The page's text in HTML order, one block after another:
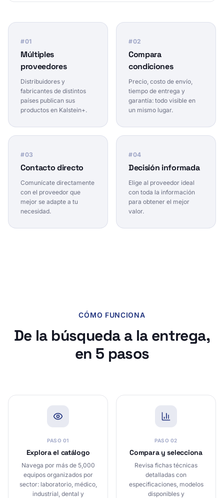
#01
Múltiples
proveedores
Distribuidores y
fabricantes de distintos
países publican sus
productos en Kalstein+.
#02
Compara
condiciones
Precio, costo de envío,
tiempo de entrega y
garantía: todo visible en
un mismo lugar.
#03
Contacto directo
Comunícate directamente
con el proveedor que
mejor se adapte a tu
necesidad.
#04
Decisión informada
Elige al proveedor ideal
con toda la información
para obtener el mejor
valor.
CÓMO FUNCIONA
De la búsqueda a la entrega,
en 5 pasos
PASO 01
Explora el catálogo
Navega por más de 5,000
equipos organizados por
sector: laboratorio, médico,
industrial, dental y
PASO 02
Compara y selecciona
Revisa fichas técnicas
detalladas con
especificaciones, modelos
disponibles y